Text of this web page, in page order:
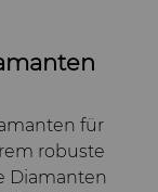
für
robuste
Diamanten